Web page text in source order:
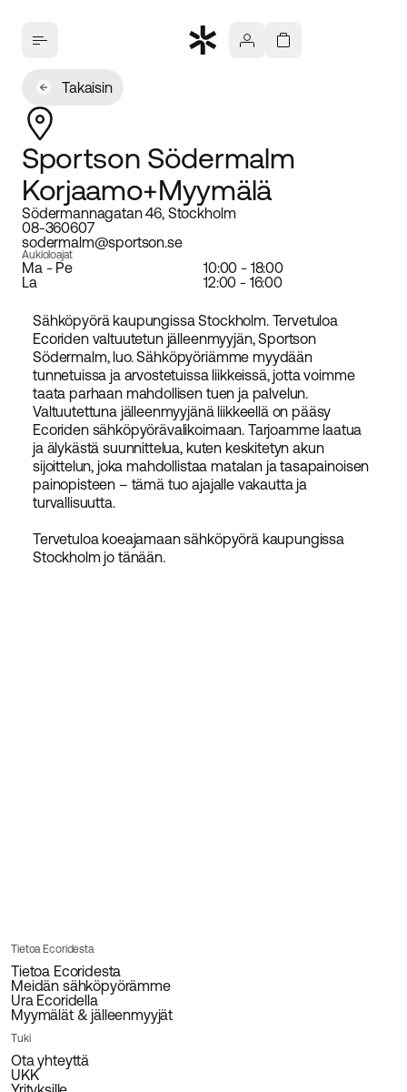
Takaisin
Sportson Södermalm
Korjaamo+Myymälä
Södermannagatan 46, Stockholm
08-360607
sodermalm@sportson.se
Aukioloajat
Ma - Pe
10:00 - 18:00
La
12:00 - 16:00
Sähköpyörä kaupungissa Stockholm. Tervetuloa
Ecoriden valtuutetun jälleenmyyjän, Sportson
Södermalm, luo. Sähköpyöriämme myydään
tunnetuissa ja arvostetuissa liikkeissä, jotta voimme
taata parhaan mahdollisen tuen ja palvelun.
Valtuutettuna jälleenmyyjänä liikkeellä on pääsy
Ecoriden sähköpyörävalikoimaan. Tarjoamme laatua
ja älykästä suunnittelua, kuten keskitetyn akun
sijoittelun, joka mahdollistaa matalan ja tasapainoisen
painopisteen – tämä tuo ajajalle vakautta ja
turvallisuutta.
Tervetuloa koeajamaan sähköpyörä kaupungissa
Stockholm jo tänään.
Tietoa Ecoridesta
Tietoa Ecoridesta
Meidän sähköpyörämme
Ura Ecoridella
Myymälät & jälleenmyyjät
Tuki
Ota yhteyttä
UKK